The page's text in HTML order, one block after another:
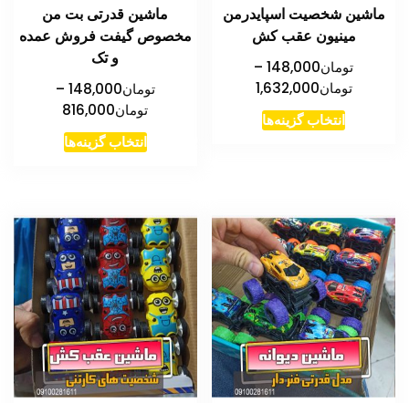
محصول
انتخاب
شوند
صفحه
محصول
شوند
ماشین شخصیت اسپایدرمن
مینیون عقب کش
تومان148,000
–
تومان1,632,000محدوده
انتخاب گزینه‌هااین
مختلفی
می
باشد.
گزینه
ها
ممکن
است
در
ماشین قدرتی بت من
مخصوص گیفت فروش عمده
و تک
تومان148,000
–
تومان816,000محدوده
انتخاب گزینه‌هااین
انواع
مختلفی
می
باشد.
گزینه
ها
ممکن
است